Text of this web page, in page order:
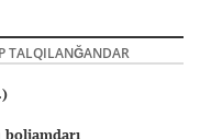
TALQILANĞANDAR
boljamdarı